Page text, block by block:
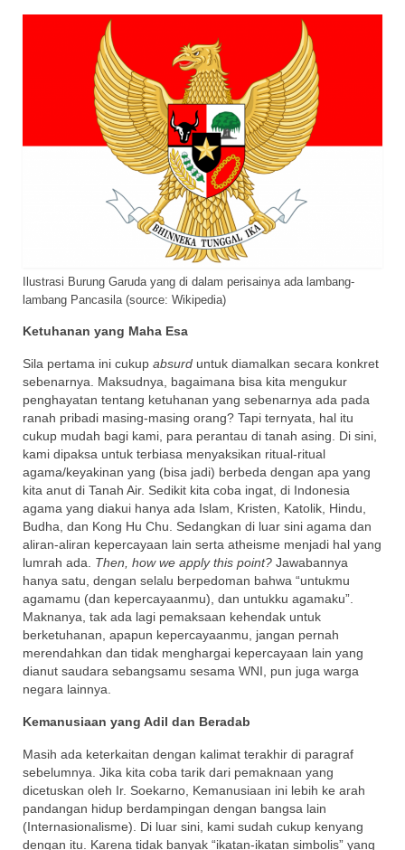
Ilustrasi Burung Garuda yang di dalam perisainya ada lambang-
lambang Pancasila (source: Wikipedia)
Ketuhanan yang Maha Esa
Sila pertama ini cukup absurd untuk diamalkan secara konkret
sebenarnya. Maksudnya, bagaimana bisa kita mengukur
penghayatan tentang ketuhanan yang sebenarnya ada pada
ranah pribadi masing-masing orang? Tapi ternyata, hal itu
cukup mudah bagi kami, para perantau di tanah asing. Di sini,
kami dipaksa untuk terbiasa menyaksikan ritual-ritual
agama/keyakinan yang (bisa jadi) berbeda dengan apa yang
kita anut di Tanah Air. Sedikit kita coba ingat, di Indonesia
agama yang diakui hanya ada Islam, Kristen, Katolik, Hindu,
Budha, dan Kong Hu Chu. Sedangkan di luar sini agama dan
aliran-aliran kepercayaan lain serta atheisme menjadi hal yang
lumrah ada. Then, how we apply this point? Jawabannya
hanya satu, dengan selalu berpedoman bahwa “untukmu
agamamu (dan kepercayaanmu), dan untukku agamaku”.
Maknanya, tak ada lagi pemaksaan kehendak untuk
berketuhanan, apapun kepercayaanmu, jangan pernah
merendahkan dan tidak menghargai kepercayaan lain yang
dianut saudara sebangsamu sesama WNI, pun juga warga
negara lainnya.
Kemanusiaan yang Adil dan Beradab
Masih ada keterkaitan dengan kalimat terakhir di paragraf
sebelumnya. Jika kita coba tarik dari pemaknaan yang
dicetuskan oleh Ir. Soekarno, Kemanusiaan ini lebih ke arah
pandangan hidup berdampingan dengan bangsa lain
(Internasionalisme). Di luar sini, kami sudah cukup kenyang
dengan itu. Karena tidak banyak “ikatan-ikatan simbolis” yang